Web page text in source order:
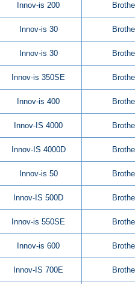
Innov-is 200
Innov-is 30
Innov-is 30
Innov-is 350SE
Innov-is 400
Innov-IS 4000
Innov-IS 4000D
Innov-is 50
Innov-IS 500D
Innov-is 550SE
Innov-is 600
Innov-IS 700E